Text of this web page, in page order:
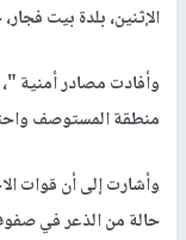
الإثنين، بلدة بيت
وأفادت مصادر أمنية
منطقة المستوصف
وأشارت إلى أن قوات
حالة من الذعر في